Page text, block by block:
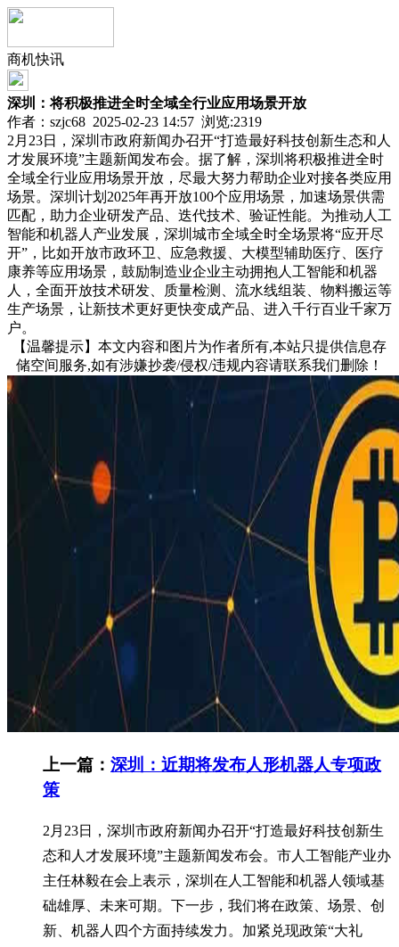
商机快讯
深圳：将积极推进全时全域全行业应用场景开放
作者：szjc68 2025-02-23 14:57 浏览:2319
2月23日，深圳市政府新闻办召开“打造最好科技创新生态和人
才发展环境”主题新闻发布会。据了解，深圳将积极推进全时
全域全行业应用场景开放，尽最大努力帮助企业对接各类应用
场景。深圳计划2025年再开放100个应用场景，加速场景供需
匹配，助力企业研发产品、迭代技术、验证性能。为推动人工
智能和机器人产业发展，深圳城市全域全时全场景将“应开尽
开”，比如开放市政环卫、应急救援、大模型辅助医疗、医疗
康养等应用场景，鼓励制造业企业主动拥抱人工智能和机器
人，全面开放技术研发、质量检测、流水线组装、物料搬运等
生产场景，让新技术更好更快变成产品、进入千行百业千家万
户。
【温馨提示】本文内容和图片为作者所有,本站只提供信息存
储空间服务,如有涉嫌抄袭/侵权/违规内容请联系我们删除！
上一篇： 深圳：近期将发布人形机器人专项政
策
2月23日，深圳市政府新闻办召开“打造最好科技创新生
态和人才发展环境”主题新闻发布会。市人工智能产业办
主任林毅在会上表示，深圳在人工智能和机器人领域基
础雄厚、未来可期。下一步，我们将在政策、场景、创
新、机器人四个方面持续发力。加紧兑现政策“大礼